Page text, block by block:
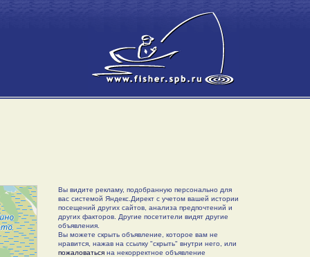
Вы видите рекламу, подобранную персонально для
вас системой Яндекс.Директ с учетом вашей истории
посещений других сайтов, анализа предпочтений и
других факторов. Другие посетители видят другие
объявления.
Вы можете скрыть объявление, которое вам не
нравится, нажав на ссылку "скрыть" внутри него, или
пожаловатьсяна некорректное объявление